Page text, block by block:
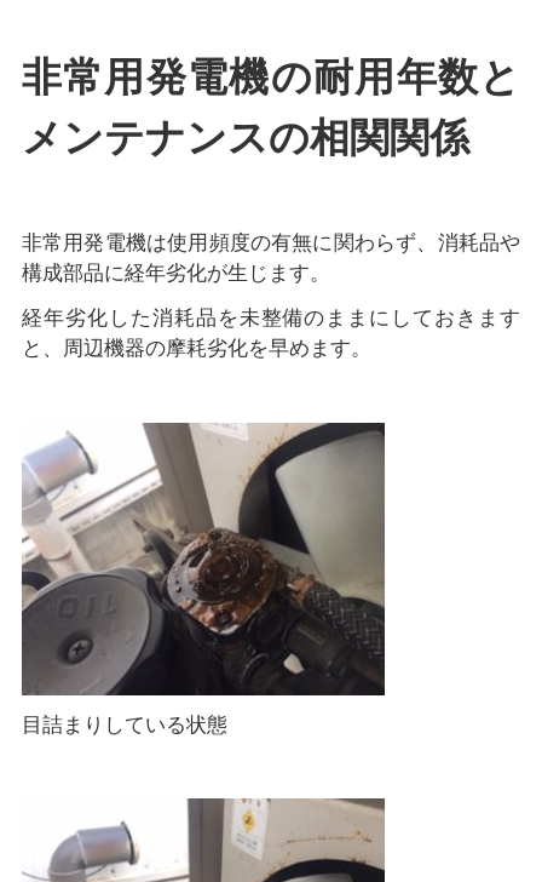
非常用発電機の耐用年数と
メンテナンスの相関関係
非常用発電機は使用頻度の有無に関わらず、消耗品や
構成部品に経年劣化が生じます。
経年劣化した消耗品を未整備のままにしておきます
と、周辺機器の摩耗劣化を早めます。
目詰まりしている状態